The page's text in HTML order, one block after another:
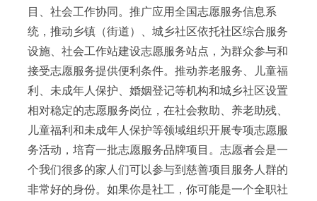
目、社会工作协同。推广应用全国志愿服务信息系
统，推动乡镇（街道）、城乡社区依托社区综合服务
设施、社会工作站建设志愿服务站点，为群众参与和
接受志愿服务提供便利条件。推动养老服务、儿童福
利、未成年人保护、婚姻登记等机构和城乡社区设置
相对稳定的志愿服务岗位，在社会救助、养老助残、
儿童福利和未成年人保护等领域组织开展专项志愿服
务活动，培育一批志愿服务品牌项目。志愿者会是一
个我们很多的家人们可以参与到慈善项目服务人群的
非常好的身份。如果你是社工，你可能是一个全职社